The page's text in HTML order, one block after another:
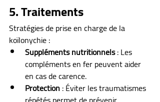
5. Traitements
Stratégies de prise en charge de la
koïlonychie :
Suppléments nutritionnels : Les
compléments en fer peuvent aider
en cas de carence.
Protection : Éviter les traumatismes